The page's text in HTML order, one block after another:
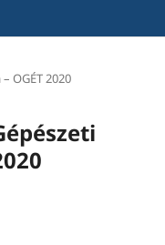
OGÉT 2020